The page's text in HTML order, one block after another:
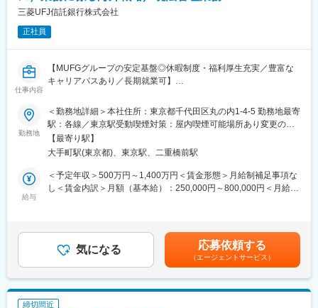
企業間の株式持ち合いの解消や新NISA制度の開始に伴い、個人株
■事業環境
（1）個人投資家による長期保有は、株価の下支えや企業の安定的
（2）株式の持ち合い解消が進む中、個人投資家は取引量（出来
高）を増やす「プレイヤー」として機能し、市場での存在感を高
めます。
（3）アクティビスト（物言う株主）の活動が活発化する中、個人
る狙いがあります。
人の意欲やご活躍により、管理職を目指していただけるポストで
す。
弊社は、当コンサルタント業務のほか、顧客の株主名簿管理業務
全般をサポートしています。名簿管理業務における事務やシステ
三菱UFJ信託銀行株式会社
正社員
仕事内容
【MUFGグループの安定基盤◎休暇制度・福利厚生充実／豊富な
キャリアパスあり／長期就業可】
資産管理（インベスターサービス）業務に係る海外現法の経営管
理・新規事業企画・営業推進支援・M&A業務（投資先発掘、買収
交渉、エクセキューション、インテグレーション）。Tokyo、
NewYork、London、Singapore、Cayman等でグローバルに業務
展開しており、将来的に海外での勤務可能性有
■業務の魅力：
いった高付加価値業務の提供を進めています。更なる成長拡大に
向け、引き続き、新規事業戦略立案など積極展開を進め、世界ト
ップレベルの事業拡大・強化を進めています。
◎MUFGの中核を担う信託銀行として、高度かつ幅広い専門性を
勤務地
＜勤務地詳細＞本社住所：東京都千代田区丸の内1-4-5 勤務地最寄
駅：各線／東京駅受動喫煙対策：屋内喫煙可能場所あり変更の範
囲：当社の全国の拠点（海外含む）
【最寄り駅】
大手町駅(東京都)、東京駅、二重橋前駅
給与
＜予定年収＞500万円～1,400万円＜賃金形態＞月給制補足事項な
し＜賃金内訳＞月額（基本給）：250,000円～800,000円＜月給＞
選考を通じて上下する可能性があります。賃金はあくまでも目安
の金額であり、選考を通じて上下する可能性があります。月給(月
額)は固定手当を含めた表記です。
気になる 応募依頼する
（エージェントサービス）
締切間近